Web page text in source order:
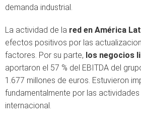
demanda industrial.
La actividad de la red en América
efectos positivos por las
factores. Por su parte, los negocios
aportaron el 57 % del EBITDA del
1.677 millones de euros. Estuvieron
fundamentalmente por las
internacional.